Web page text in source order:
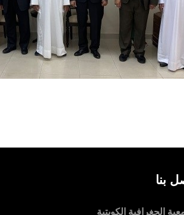
بنا
الجغرافية الكويتية